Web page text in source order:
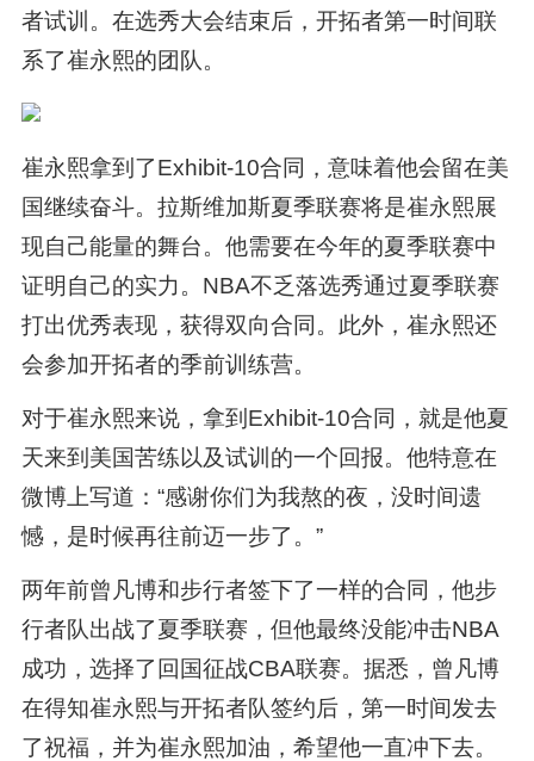
者试训。在选秀大会结束后，开拓者第一时间联
系了崔永熙的团队。
崔永熙拿到了Exhibit-10合同，意味着他会留在美
国继续奋斗。拉斯维加斯夏季联赛将是崔永熙展
现自己能量的舞台。他需要在今年的夏季联赛中
证明自己的实力。NBA不乏落选秀通过夏季联赛
打出优秀表现，获得双向合同。此外，崔永熙还
会参加开拓者的季前训练营。
对于崔永熙来说，拿到Exhibit-10合同，就是他夏
天来到美国苦练以及试训的一个回报。他特意在
微博上写道：“感谢你们为我熬的夜，没时间遗
憾，是时候再往前迈一步了。”
两年前曾凡博和步行者签下了一样的合同，他步
行者队出战了夏季联赛，但他最终没能冲击NBA
成功，选择了回国征战CBA联赛。据悉，曾凡博
在得知崔永熙与开拓者队签约后，第一时间发去
了祝福，并为崔永熙加油，希望他一直冲下去。